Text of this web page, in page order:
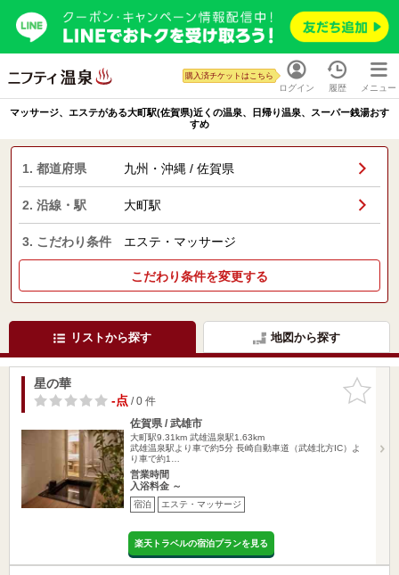
ログイン
購入済チケットはこちら
履歴 メニュー
マッサージ、エステがある大町駅(佐賀県)近くの温泉、日帰り温泉、スーパー銭湯おす
すめ
1. 都道府県 九州・沖縄 / 佐賀県
2. 沿線・駅 大町駅
3. こだわり条件 エステ・マッサージ
こだわり条件を変更する
リストから探す 地図から探す
お気に入
りに追加
星の華
-点/ 0 件
佐賀県 / 武雄市
大町駅9.31km 武雄温泉駅1.63km
武雄温泉駅より車で約5分 長崎自動車道（武雄北方IC）よ
り車で約1…
営業時間
入浴料金 ～
宿泊 エステ・マッサージ
楽天トラベルの宿泊プランを見る